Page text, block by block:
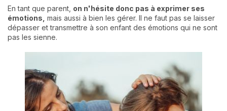
En tant que parent, on n'hésite donc pas à exprimer ses
émotions, mais aussi à bien les gérer. Il ne faut pas se laisser
dépasser et transmettre à son enfant des émotions qui ne sont
pas les sienne.